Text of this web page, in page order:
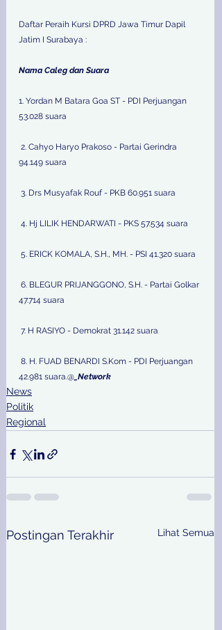
Daftar Peraih Kursi DPRD Jawa Timur Dapil
Jatim I Surabaya :
Nama Caleg dan Suara
1. Yordan M Batara Goa ST - PDI Perjuangan
53.028 suara
94.149 suara
3. Drs Musyafak Rouf - PKB 60.951 suara
4. Hj LILIK HENDARWATI - PKS 57.534 suara
5. ERICK KOMALA, S.H., MH. - PSI 41.320 suara
47.714 suara
7. H RASIYO - Demokrat 31.142 suara
42.981 suara.@ _Network
News
Politik
Regional
Postingan Terakhir Lihat Semua